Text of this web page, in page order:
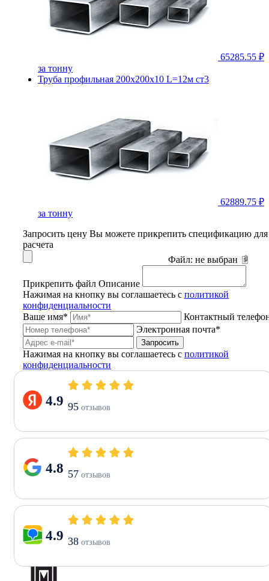
65285.55 ₽
за тонну
Труба профильная 200х200х10 L=12м ст3
62889.75 ₽
за тонну
Запросить цену Вы можете прикрепить спецификацию для
расчета
Файл: не выбран
Прикрепить файл Описание
Нажимая на кнопку вы соглашаетесь с политикой
конфиденциальности
Ваше имя*
Контактный
Электронная почта*
Запросить
Нажимая на кнопку вы соглашаетесь с политикой
конфиденциальности
4.9 95 отзывов
4.8 57 отзывов
4.9 38 отзывов